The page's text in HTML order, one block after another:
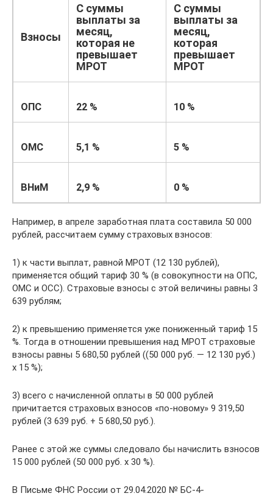
Взносы
С суммы
выплаты за
месяц,
которая не
превышает
МРОТ
С суммы
выплаты за
месяц,
которая
превышает
МРОТ
ОПС 22 % 10 %
ОМС 5,1 % 5 %
ВНиМ 2,9 % 0 %
Например, в апреле заработная плата составила 50 000
рублей, рассчитаем сумму страховых взносов:
1) к части выплат, равной МРОТ (12 130 рублей),
применяется общий тариф 30 % (в совокупности на ОПС,
ОМС и ОСС). Страховые взносы с этой величины равны 3
639 рублям;
2) к превышению применяется уже пониженный тариф 15
%. Тогда в отношении превышения над МРОТ страховые
взносы равны 5 680,50 рублей ((50 000 руб. — 12 130 руб.)
х 15 %);
3) всего с начисленной оплаты в 50 000 рублей
причитается страховых взносов «по-новому» 9 319,50
рублей (3 639 руб. + 5 680,50 руб.).
Ранее с этой же суммы следовало бы начислить взносов
15 000 рублей (50 000 руб. х 30 %).
В Письме ФНС России от 29.04.2020 № БС-4-